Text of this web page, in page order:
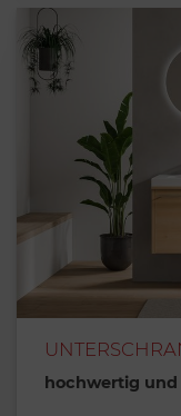
hochwertig und